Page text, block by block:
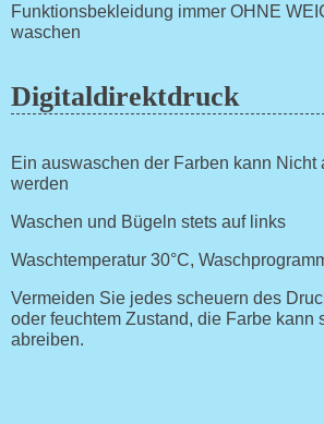
Funktionsbekleidung immer OHNE
waschen
Digitaldirektdruck
Ein auswaschen der Farben kann Nicht
werden
Waschen und Bügeln stets auf links
Waschtemperatur 30°C,
Vermeiden Sie jedes scheuern des
oder feuchtem Zustand, die Farbe kann
abreiben.